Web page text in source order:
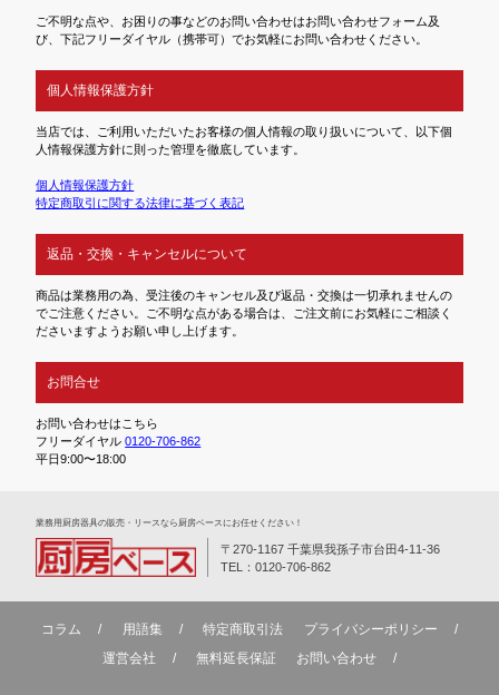
ご不明な点や、お困りの事などのお問い合わせはお問い合わせフォーム及
び、下記フリーダイヤル（携帯可）でお気軽にお問い合わせください。
個人情報保護方針
当店では、ご利用いただいたお客様の個人情報の取り扱いについて、以下個
人情報保護方針に則った管理を徹底しています。
個人情報保護方針
特定商取引に関する法律に基づく表記
返品・交換・キャンセルについて
商品は業務用の為、受注後のキャンセル及び返品・交換は一切承れませんの
でご注意ください。ご不明な点がある場合は、ご注文前にお気軽にご相談く
ださいますようお願い申し上げます。
お問合せ
お問い合わせはこちら
フリーダイヤル0120-706-862
平日9:00〜18:00
業務⽤厨房器具の販売・リースなら厨房ベースにお任せください！
〒270-1167 千葉県我孫子市台田4-11-36
TEL：0120-706-862
コラム 用語集 特定商取引法
プライバシーポリシー
運営会社
無料延⻑保証 お問い合わせ